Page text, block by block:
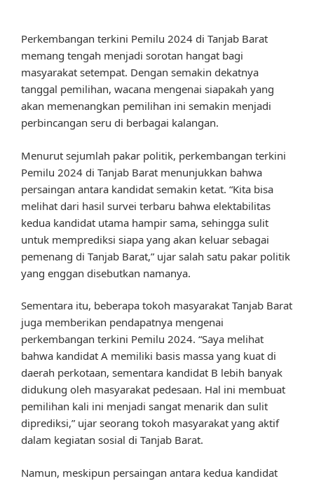
Perkembangan terkini Pemilu 2024 di Tanjab Barat
memang tengah menjadi sorotan hangat bagi
masyarakat setempat. Dengan semakin dekatnya
tanggal pemilihan, wacana mengenai siapakah yang
akan memenangkan pemilihan ini semakin menjadi
perbincangan seru di berbagai kalangan.
Menurut sejumlah pakar politik, perkembangan terkini
Pemilu 2024 di Tanjab Barat menunjukkan bahwa
persaingan antara kandidat semakin ketat. “Kita bisa
melihat dari hasil survei terbaru bahwa elektabilitas
kedua kandidat utama hampir sama, sehingga sulit
untuk memprediksi siapa yang akan keluar sebagai
pemenang di Tanjab Barat,” ujar salah satu pakar politik
yang enggan disebutkan namanya.
Sementara itu, beberapa tokoh masyarakat Tanjab Barat
juga memberikan pendapatnya mengenai
perkembangan terkini Pemilu 2024. “Saya melihat
bahwa kandidat A memiliki basis massa yang kuat di
daerah perkotaan, sementara kandidat B lebih banyak
didukung oleh masyarakat pedesaan. Hal ini membuat
pemilihan kali ini menjadi sangat menarik dan sulit
diprediksi,” ujar seorang tokoh masyarakat yang aktif
dalam kegiatan sosial di Tanjab Barat.
Namun, meskipun persaingan antara kedua kandidat